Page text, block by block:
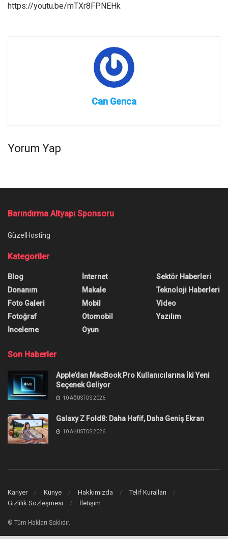
https://youtu.be/mTXr8FPNEHk
Can Genca
Yorum Yap
Yeni Motorola Razr’ın Test
Görüntüleri Ortaya Çıktı!
Yazar: 11 Şubat 2020
Paylaşım
Katlanabilir ekranlı telefon sektörüne yenilenen Razr
modeliyle merhaba diyen Motorola firmasının, bu şık
tasarımlı cihazları nasıl test ettiğine dair bir video ortaya